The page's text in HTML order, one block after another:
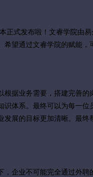
式发布啦！文睿学院由
希望通过文睿学院的赋能，
据业务需要，搭建完善
体系。最终可以为每一
展的目标更加清晰。 最终
企业不可能完全通过外